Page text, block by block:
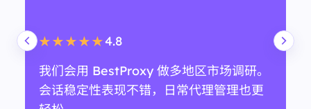
★★★★★4.8
我们会用 BestProxy 做多地区市场调研。
会话稳定性表现不错，日常代理管理也更